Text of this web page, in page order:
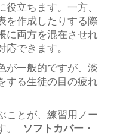
立ちます。一方、
を作成したりする際
に両方を混在させれ
できます。
が一般的ですが、淡
する生徒の目の疲れ
ことが、練習用ノー
。
ソフトカバー・